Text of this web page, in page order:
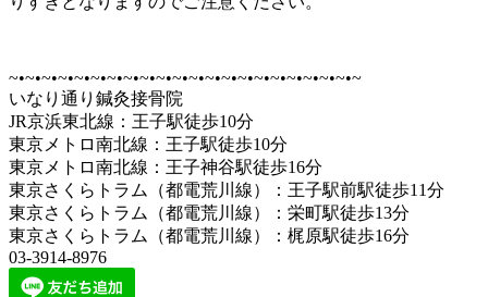
~•~•~•~•~•~•~•~•~•~•~•~•~•~•~•~•~•~•~•~•~•~
いなり通り鍼灸接骨院
JR京浜東北線：王子駅徒歩10分
東京メトロ南北線：王子駅徒歩10分
東京メトロ南北線：王子神谷駅徒歩16分
東京さくらトラム（都電荒川線）：王子駅前駅徒歩11分
東京さくらトラム（都電荒川線）：栄町駅徒歩13分
東京さくらトラム（都電荒川線）：梶原駅徒歩16分
03-3914-8976